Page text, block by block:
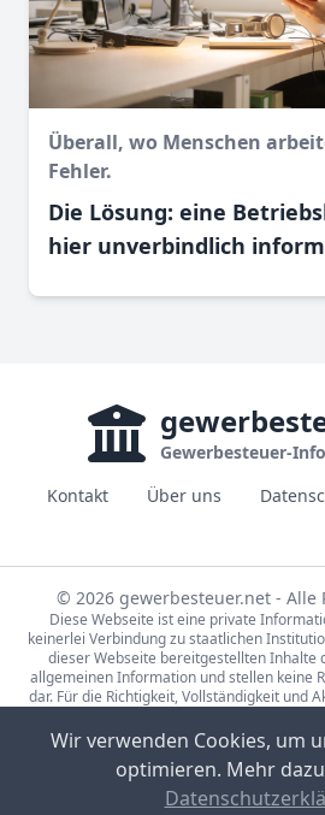
Überall, wo Menschen
Fehler.
Die Lösung: eine
hier unverbindlich
Gewerbesteuer-
Kontakt
Über uns
© 2026 gewerbesteuer.net - Alle
Diese Webseite ist eine private
keinerlei Verbindung zu staatlichen
dieser Webseite bereitgestellten Inhalte
allgemeinen Information und stellen keine
dar. Für die Richtigkeit, Vollständigkeit und
steuerlichen Fragen wenden Sie sich
Fachberater.
Die Steuerdaten auf gewerbesteuer.net
Statistische Ämter des Bundes und der
Wir verwenden Cookies, um
optimieren. Mehr